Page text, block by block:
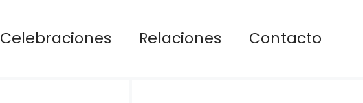
Celebraciones Relaciones Contacto